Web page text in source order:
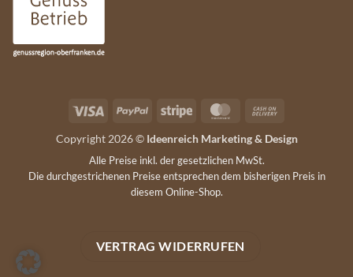
Visa PayPal Stripe MasterCard
Delivery
Copyright 2026 © Ideenreich Marketing & Design
Alle Preise inkl. der gesetzlichen MwSt.
Die durchgestrichenen Preise entsprechen dem bisherigen Preis in
diesem Online-Shop.
VERTRAG WIDERRUFEN